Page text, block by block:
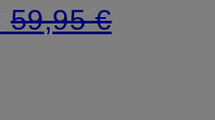
59,95 €